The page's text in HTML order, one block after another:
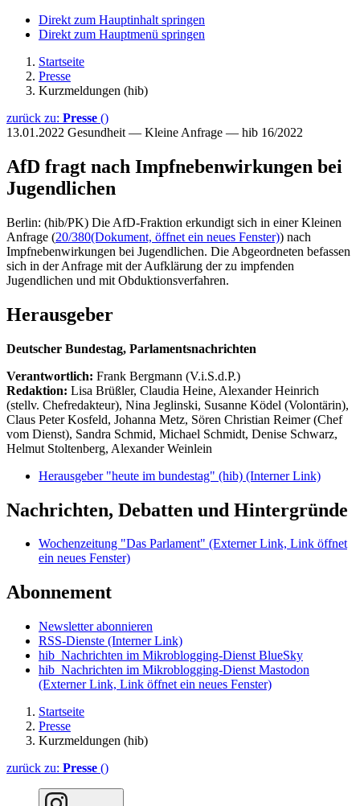
Direkt zum Hauptinhalt springen
Direkt zum Hauptmenü springen
Startseite
Presse
Kurzmeldungen (hib)
zurück zu: Presse ()
13.01.2022 Gesundheit — Kleine Anfrage — hib 16/2022
AfD fragt nach Impfnebenwirkungen bei
Jugendlichen
Berlin: (hib/PK) Die AfD-Fraktion erkundigt sich in einer Kleinen
Anfrage (20/380(Dokument, öffnet ein neues Fenster)) nach
Impfnebenwirkungen bei Jugendlichen. Die Abgeordneten befassen
sich in der Anfrage mit der Aufklärung der zu impfenden
Jugendlichen und mit Obduktionsverfahren.
Herausgeber
Deutscher Bundestag, Parlamentsnachrichten
Verantwortlich: Frank Bergmann (V.i.S.d.P.)
Redaktion: Lisa Brüßler, Claudia Heine, Alexander Heinrich
(stellv. Chefredakteur), Nina Jeglinski, Susanne Ködel (Volontärin),
Claus Peter Kosfeld, Johanna Metz, Sören Christian Reimer (Chef
vom Dienst), Sandra Schmid, Michael Schmidt, Denise Schwarz,
Helmut Stoltenberg, Alexander Weinlein
Herausgeber "heute im bundestag" (hib) (Interner Link)
Nachrichten, Debatten und Hintergründe
Wochenzeitung "Das Parlament" (Externer Link, Link öffnet
ein neues Fenster)
Abonnement
Newsletter abonnieren
RSS-Dienste (Interner Link)
hib_Nachrichten im Mikroblogging-Dienst BlueSky
hib_Nachrichten im Mikroblogging-Dienst Mastodon
(Externer Link, Link öffnet ein neues Fenster)
Startseite
Presse
Kurzmeldungen (hib)
zurück zu: Presse ()